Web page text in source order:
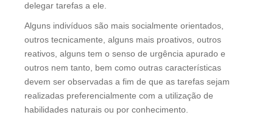
delegar tarefas a ele.
Alguns indivíduos são mais socialmente orientados,
outros tecnicamente, alguns mais proativos, outros
reativos, alguns tem o senso de urgência apurado e
outros nem tanto, bem como outras características
devem ser observadas a fim de que as tarefas sejam
realizadas preferencialmente com a utilização de
habilidades naturais ou por conhecimento.